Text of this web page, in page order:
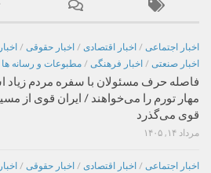
اخبار اجتماعی / اخبار اقتصادی / اخبار حقوقی /
اخبار صنعتی / اخبار فرهنگی / مطبوعات و رسانه ها
فاصله حرف مسئولان با سفره مردم
مهار تورم را می‌خواهند / ایران قوی از
قوی می‌گذرد
مرداد ۱۴, ۱۴۰۵
اخبار اجتماعی / اخبار اقتصادی / اخبار حقوقی /